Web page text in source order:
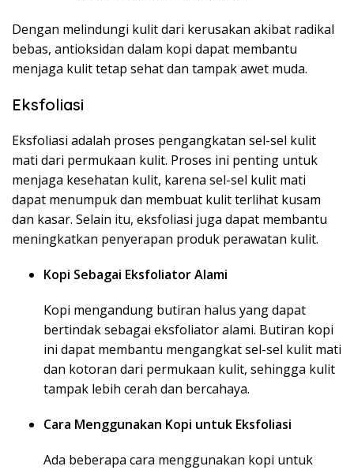
Dengan melindungi kulit dari kerusakan akibat radikal
bebas, antioksidan dalam kopi dapat membantu
menjaga kulit tetap sehat dan tampak awet muda.
Eksfoliasi
Eksfoliasi adalah proses pengangkatan sel-sel kulit
mati dari permukaan kulit. Proses ini penting untuk
menjaga kesehatan kulit, karena sel-sel kulit mati
dapat menumpuk dan membuat kulit terlihat kusam
dan kasar. Selain itu, eksfoliasi juga dapat membantu
meningkatkan penyerapan produk perawatan kulit.
Kopi Sebagai Eksfoliator Alami
Kopi mengandung butiran halus yang dapat
bertindak sebagai eksfoliator alami. Butiran kopi
ini dapat membantu mengangkat sel-sel kulit mati
dan kotoran dari permukaan kulit, sehingga kulit
tampak lebih cerah dan bercahaya.
Cara Menggunakan Kopi untuk Eksfoliasi
Ada beberapa cara menggunakan kopi untuk